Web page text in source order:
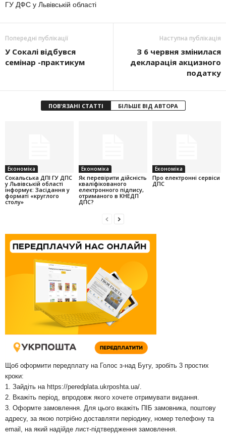
ГУ ДФС у Львівській області
Попередні публікації
У Сокалі відбувся
семінар -практикум
Наступна публікація
З 6 червня змінилася
декларація акцизного
податку
ПОВ'ЯЗАНІ СТАТТІ БІЛЬШЕ ВІД АВТОРА
Економіка
Cокальська ДПІ ГУ ДПС
у Львівській області
інформує: Засідання у
форматі «круглого
столу»
Економіка
Як перевірити дійсність
кваліфікованого
електронного підпису,
отриманого в КНЕДП
ДПС?
Економіка
Про електронні сервіси
ДПС
Щоб оформити передплату на Голос з-над Бугу, зробіть 3 простих
кроки:
1. Зайдіть на https://peredplata.ukrposhta.ua/
2. Вкажіть період, впродовж якого хочете отримувати видання.
3. Оформте замовлення. Для цього вкажіть ПІБ замовника, поштову
адресу, за якою потрібно доставляти періодику, номер телефону та
email, на який надійде лист-підтвердження замовлення.